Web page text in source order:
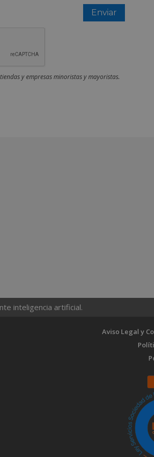
y empresas minoristas y mayoristas.
inteligencia artificial.
Aviso Legal y